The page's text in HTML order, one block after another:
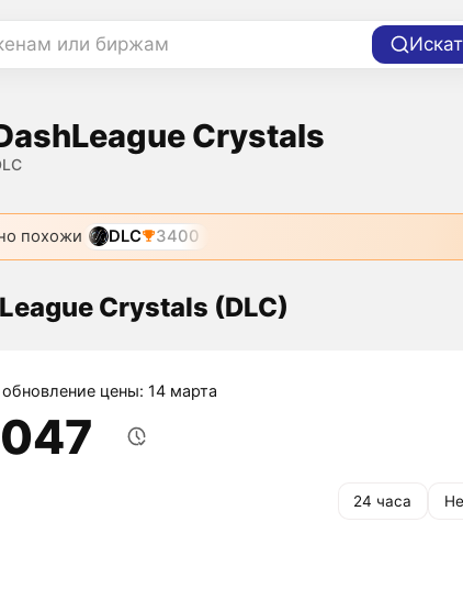
или биржам
Crystals
похожи DLC 3400
Crystals (DLC)
цены: 14 марта
24 часа